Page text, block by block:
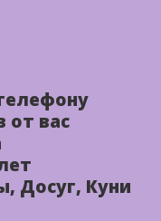
от вас
Досуг, Куни